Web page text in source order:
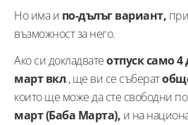
Но има и по-дълъг вариант,
възможност за него.
Ако си докладватеотпуск само 4
март вкл., ще ви се съберат
които ще може да сте свободни
март (Баба Марта), и на